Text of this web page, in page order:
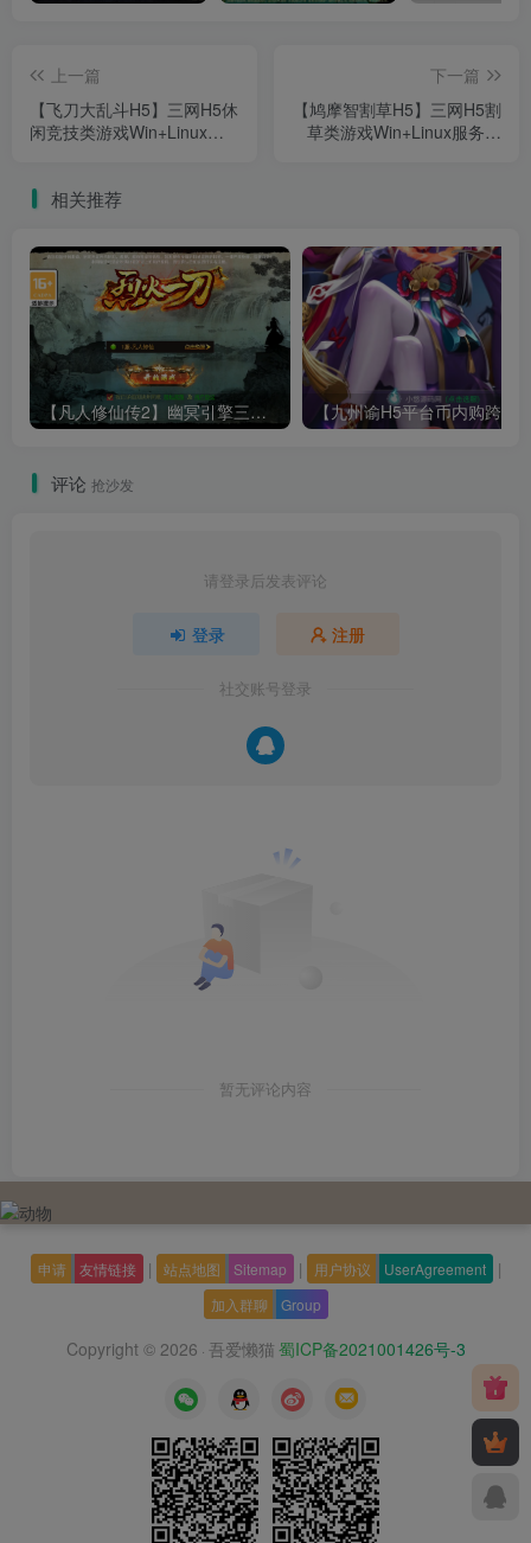
上一篇
【飞刀大乱斗H5】三网H5休
闲竞技类游戏Win+Linux服
下一篇
【鸠摩智割草H5】三网H5割
草类游戏Win+Linux服务端
相关推荐
【凡人修仙传2】幽冥引擎三网H5游戏Win服务端+全套表+全套源码+运营管理后台+安卓+架设教程
评论 抢沙发
请登录后发表评论
登录 注册
社交账号登录
暂无评论内容
申请 友情链接 | 站点地图 Sitemap | 用户协议 UserAgreement |
加入群聊 Group
Copyright © 2026 · 吾爱懒猫 蜀ICP备2021001426号-3